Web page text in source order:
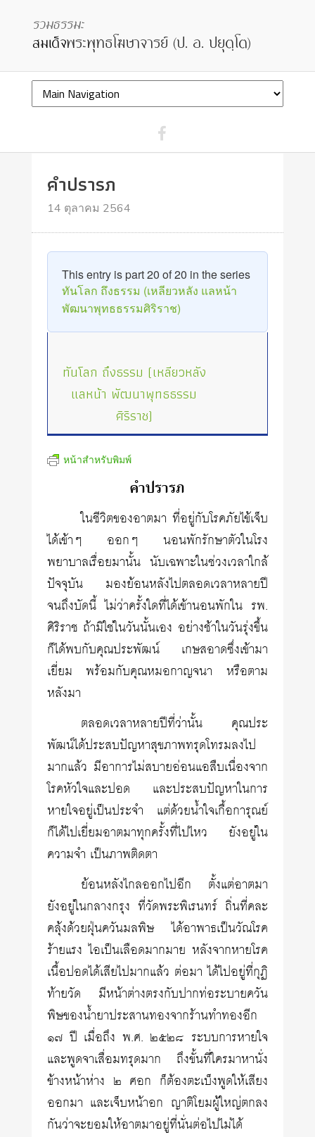
คำปรารภ
14 ตุลาคม 2564
This entry is part 20 of 20 in the series
ทันโลก ถึงธรรม (เหลียวหลัง แลหน้า
พัฒนาพุทธธรรมศิริราช)
ทันโลก ถึงธรรม (เหลียวหลัง
แลหน้า พัฒนาพุทธธรรม
ศิริราช)
หน้าสำหรับพิมพ์
คำปรารภ
ในชีวิตของอาตมา ที่อยู่กับโรคภัยไข้เจ็บ
ได้เข้าๆ ออกๆ นอนพักรักษาตัวในโรง
พยาบาลเรื่อยมานั้น นับเฉพาะในช่วงเวลาใกล้
ปัจจุบัน มองย้อนหลังไปตลอดเวลาหลายปี
จนถึงบัดนี้ ไม่ว่าครั้งใดที่ได้เข้านอนพักใน รพ.
ศิริราช ถ้ามิใช่ในวันนั้นเอง อย่างช้าในวันรุ่งขึ้น
ก็ได้พบกับคุณประพัฒน์ เกษสอาดซึ่งเข้ามา
เยี่ยม พร้อมกับคุณหมอกาญจนา หรือตาม
หลังมา
ตลอดเวลาหลายปีที่ว่านั้น คุณประ
พัฒน์ได้ประสบปัญหาสุขภาพทรุดโทรมลงไป
มากแล้ว มีอาการไม่สบายอ่อนแอสืบเนื่องจาก
โรคหัวใจและปอด และประสบปัญหาในการ
หายใจอยู่เป็นประจำ แต่ด้วยน้ำใจเกื้อการุณย์
ก็ได้ไปเยี่ยมอาตมาทุกครั้งที่ไปไหว ยังอยู่ใน
ความจำ เป็นภาพติดตา
ย้อนหลังไกลออกไปอีก ตั้งแต่อาตมา
ยังอยู่ในกลางกรุง ที่วัดพระพิเรนทร์ ถิ่นที่คละ
คลุ้งด้วยฝุ่นควันมลพิษ ได้อาพาธเป็นวัณโรค
ร้ายแรง ไอเป็นเลือดมากมาย หลังจากหายโรค
เนื้อปอดได้เสียไปมากแล้ว ต่อมา ได้ไปอยู่ที่กุฏิ
ท้ายวัด มีหน้าต่างตรงกับปากท่อระบายควัน
พิษของน้ำยาประสานทองจากร้านทำทองอีก
๑๗ ปี เมื่อถึง พ.ศ. ๒๕๒๘ ระบบการหายใจ
และพูดจาเสื่อมทรุดมาก ถึงขั้นที่ใครมาหานั่ง
ข้างหน้าห่าง ๒ ศอก ก็ต้องตะเบ็งพูดให้เสียง
ออกมา และเจ็บหน้าอก ญาติโยมผู้ใหญ่ตกลง
กันว่าจะยอมให้อาตมาอยู่ที่นั่นต่อไปไม่ได้